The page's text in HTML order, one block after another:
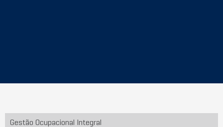
Gestão Ocupacional Integral